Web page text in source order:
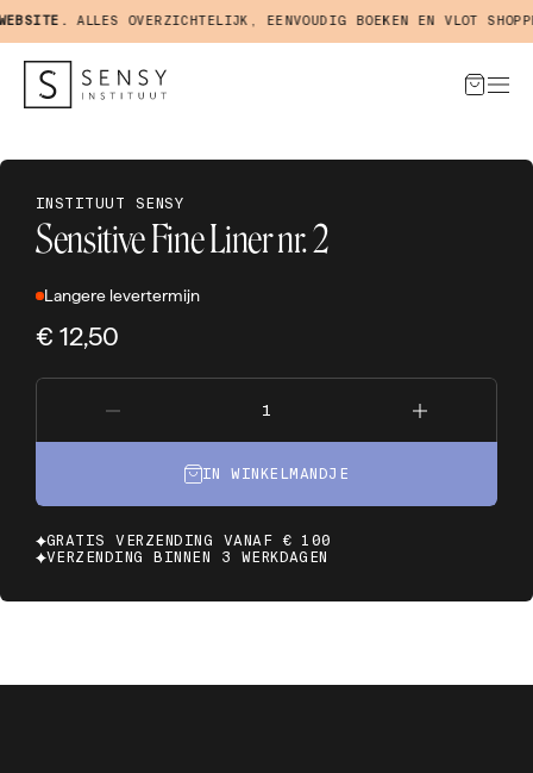
ALLES OVERZICHTELIJK, EENVOUDIG BOEKEN EN VLOT
INSTITUUT SENSY
Sensitive Fine Liner nr. 2
Langere levertermijn
€ 12,50
IN WINKELMANDJE
GRATIS VERZENDING VANAF € 100
VERZENDING BINNEN 3 WERKDAGEN